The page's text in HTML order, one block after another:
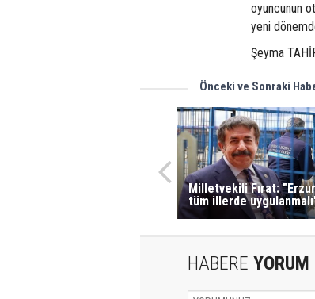
oyuncunun
yeni
Şeyma
Önceki ve Sonraki
Milletvekili Fırat:
tüm illerde
HABERE